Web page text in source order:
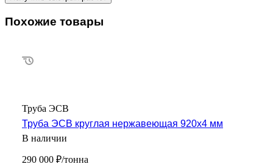
Похожие товары
Труба ЭСВ
Труба ЭСВ круглая нержавеющая 920х4 мм
В наличии
290 000 ₽/тонна